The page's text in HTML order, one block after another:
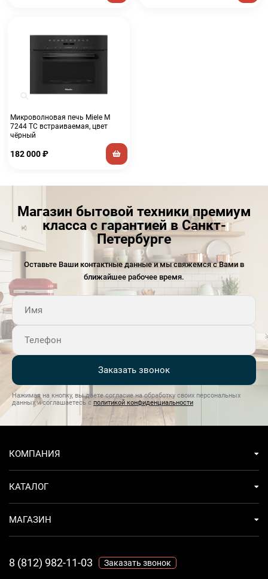
Микроволновая печь Miele M
7244 TC встраиваемая, цвет
чёрный
182 000₽
Магазин бытовой техники премиум
класса с гарантией в Санкт-
Петербурге
Оставьте Ваши контактные данные и мы свяжемся с Вами в
ближайшее рабочее время.
Заказать звонок
Нажимая на кнопку, вы даете согласие на обработку своих персональных
данных и соглашаетесь с политикой конфиденциальности
КОМПАНИЯ
КАТАЛОГ
МАГАЗИН
8 (812) 982-11-03 Заказать звонок